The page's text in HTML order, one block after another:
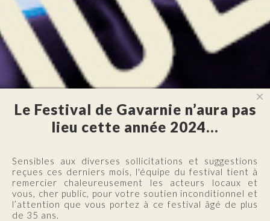
×
Le Festival de Gavarnie n’aura pas
lieu cette année 2024…
Sensibles aux diverses sollicitations et suggestions
reçues ces derniers mois, l'équipe du festival tient à
remercier chaleureusement les acteurs locaux et
vous, cher public, pour votre soutien inconditionnel et
l’attention que vous portez à ce festival âgé de plus
de 35 ans.